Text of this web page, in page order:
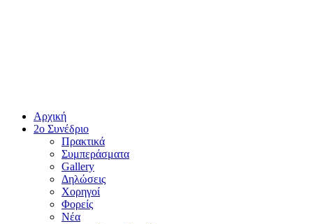
Αρχική
2ο Συνέδριο
Πρακτικά
Συμπεράσματα
Gallery
Δηλώσεις
Χορηγοί
Φορείς
Νέα